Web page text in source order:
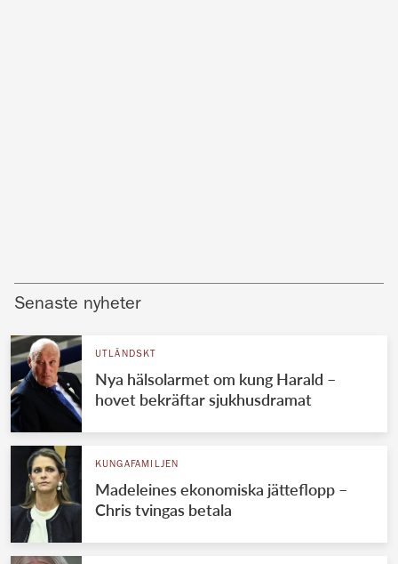
Senaste nyheter
UTLÄNDSKT
Nya hälsolarmet om kung Harald –
hovet bekräftar sjukhusdramat
KUNGAFAMILJEN
Madeleines ekonomiska jätteflopp –
Chris tvingas betala